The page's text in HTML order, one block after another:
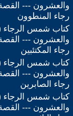
والعشرون ---
رجاء المنطوون
والعشرون ---
رجاء المكتئبين
والعشرون ---
رجاء الصابرين
والعشرون ---